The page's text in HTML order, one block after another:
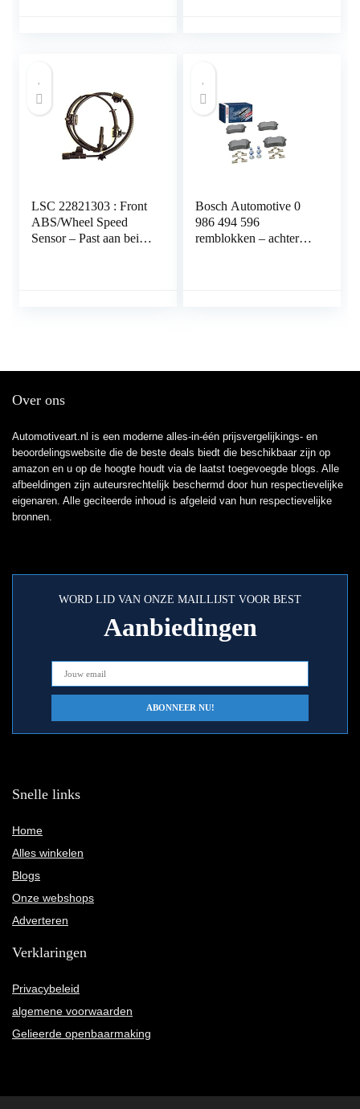
LSC 22821303 : Front
ABS/Wheel Speed
Sensor – Past aan beide
Bosch Automotive 0
986 494 596
remblokken – achteras
Over ons
Automotiveart.nl is een moderne alles-in-één prijsvergelijkings- en
beoordelingswebsite die de beste deals biedt die beschikbaar zijn op
amazon en u op de hoogte houdt via de laatst toegevoegde blogs. Alle
afbeeldingen zijn auteursrechtelijk beschermd door hun respectievelijke
eigenaren. Alle geciteerde inhoud is afgeleid van hun respectievelijke
bronnen.
WORD LID VAN ONZE MAILLIJST VOOR BEST
Aanbiedingen
Snelle links
Home
Alles winkelen
Blogs
Onze webshops
Adverteren
Verklaringen
Privacybeleid
algemene voorwaarden
Gelieerde openbaarmaking